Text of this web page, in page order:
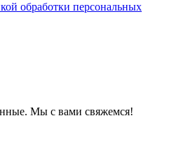
обработки персональных
Мы с вами свяжемся!